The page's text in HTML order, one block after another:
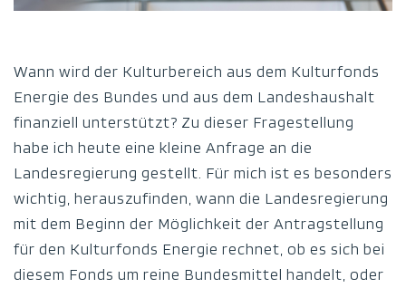
Wann wird der Kulturbereich aus dem Kulturfonds
Energie des Bundes und aus dem Landeshaushalt
finanziell unterstützt? Zu dieser Fragestellung
habe ich heute eine kleine Anfrage an die
Landesregierung gestellt. Für mich ist es besonders
wichtig, herauszufinden, wann die Landesregierung
mit dem Beginn der Möglichkeit der Antragstellung
für den Kulturfonds Energie rechnet, ob es sich bei
diesem Fonds um reine Bundesmittel handelt, oder